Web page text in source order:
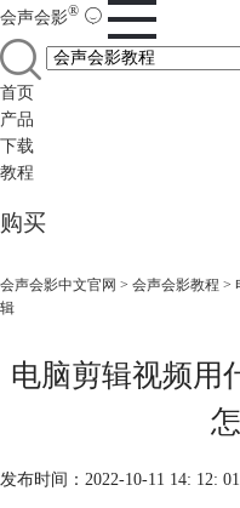
会声会影®
首页
产品
下载
教程
购买
会声会影中文官网 > 会声会影教程 >
辑
电脑剪辑视频用
发布时间：2022-10-11 14: 12: 01